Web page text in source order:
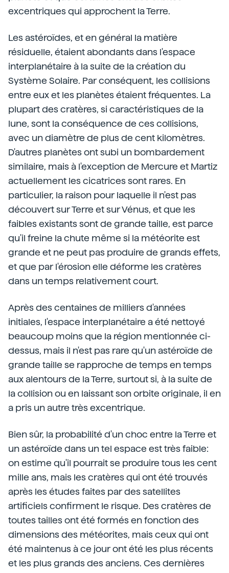
excentriques qui approchent la Terre.
Les astéroïdes, et en général la matière
résiduelle, étaient abondants dans l'espace
interplanétaire à la suite de la création du
Système Solaire. Par conséquent, les collisions
entre eux et les planètes étaient fréquentes. La
plupart des cratères, si caractéristiques de la
lune, sont la conséquence de ces collisions,
avec un diamètre de plus de cent kilomètres.
D'autres planètes ont subi un bombardement
similaire, mais à l'exception de Mercure et Martiz
actuellement les cicatrices sont rares. En
particulier, la raison pour laquelle il n'est pas
découvert sur Terre et sur Vénus, et que les
faibles existants sont de grande taille, est parce
qu'il freine la chute même si la météorite est
grande et ne peut pas produire de grands effets,
et que par l'érosion elle déforme les cratères
dans un temps relativement court.
Après des centaines de milliers d'années
initiales, l'espace interplanétaire a été nettoyé
beaucoup moins que la région mentionnée ci-
dessus, mais il n'est pas rare qu'un astéroïde de
grande taille se rapproche de temps en temps
aux alentours de la Terre, surtout si, à la suite de
la collision ou en laissant son orbite originale, il en
a pris un autre très excentrique.
Bien sûr, la probabilité d'un choc entre la Terre et
un astéroïde dans un tel espace est très faible:
on estime qu'il pourrait se produire tous les cent
mille ans, mais les cratères qui ont été trouvés
après les études faites par des satellites
artificiels confirment le risque. Des cratères de
toutes tailles ont été formés en fonction des
dimensions des météorites, mais ceux qui ont
été maintenus à ce jour ont été les plus récents
et les plus grands des anciens. Ces dernières